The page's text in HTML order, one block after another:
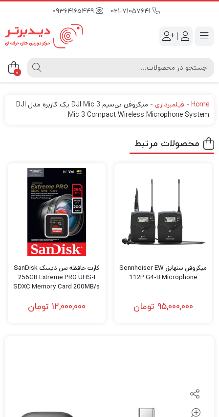
09364165449
|
0
Home
- فیلمبرداری -
میکروفن بی‌سیم DJI Mic 3 یک کاربره مدل DJI
Mic 3 Compact Wireless Microphone System
محصولات مرتبط
میکروفن سنهایزر Sennheiser EW
112P G4-B Microphone
95,000,000 تومان
کارت حافظه سن دیسک SanDisk
256GB Extreme PRO UHS-I
SDXC Memory Card 200MB/s
12,000,000 تومان